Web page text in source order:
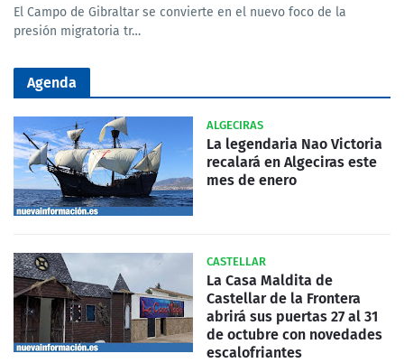
El Campo de Gibraltar se convierte en el nuevo foco de la
presión migratoria tr…
Agenda
ALGECIRAS
La legendaria Nao Victoria
recalará en Algeciras este
mes de enero
CASTELLAR
La Casa Maldita de
Castellar de la Frontera
abrirá sus puertas 27 al 31
de octubre con novedades
escalofriantes